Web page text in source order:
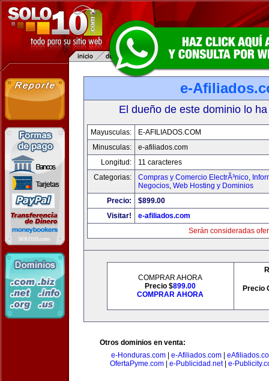
e-
El dueño de este dominio lo
Mayusculas:
E-AFILIADOS.COM
Minusculas:
e-afiliados.com
Longitud:
11 caracteres
Categorias:
Compras y Comercio ElectrÃ³nico,
Negocios, Web Hosting y Dominios
Precio:
$899.00
Visitar!
e-afiliados.com
Serán consideradas
COMPRAR AHORA
Precio $899.00
COMPRAR AHORA
Precio
Otros dominios en venta:
e-Honduras.com| e-Afiliados.com|
OfertaPyme.com| e-Publicidad.net| e-